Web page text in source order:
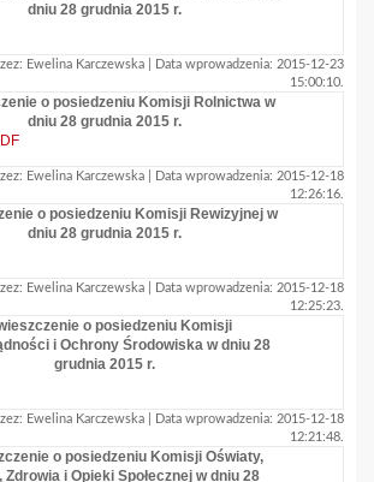
dniu 28 grudnia 2015 r.
Ewelina Karczewska | Data wprowadzenia: 2015-12-23
15:00:10.
o posiedzeniu Komisji Rolnictwa w
dniu 28 grudnia 2015 r.
Ewelina Karczewska | Data wprowadzenia: 2015-12-18
12:26:16.
o posiedzeniu Komisji Rewizyjnej w
dniu 28 grudnia 2015 r.
Ewelina Karczewska | Data wprowadzenia: 2015-12-18
12:25:23.
o posiedzeniu Komisji
i Ochrony Środowiska w dniu 28
grudnia 2015 r.
Ewelina Karczewska | Data wprowadzenia: 2015-12-18
12:21:48.
o posiedzeniu Komisji Oświaty,
Zdrowia i Opieki Społecznej w dniu 28